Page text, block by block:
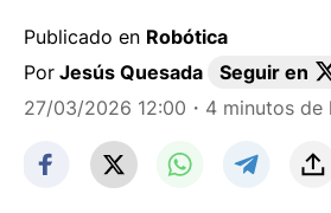
Publicado en Robótica
Por Jesús Quesada
Seguir en
27/03/2026 12:00 ・4 minutos de